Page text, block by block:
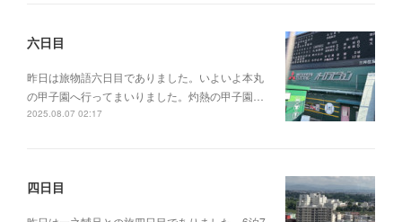
六日目
昨日は旅物語六日目でありました。いよいよ本丸
の甲子園へ行ってまいりました。灼熱の甲子園…
2025.08.07 02:17
四日目